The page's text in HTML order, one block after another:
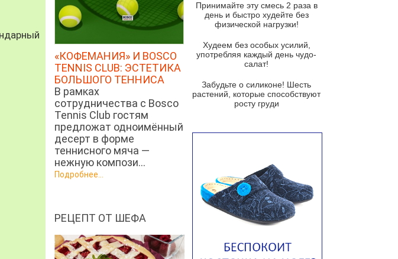
«КОФЕМАНИЯ» И BOSCO
TENNIS CLUB: ЭСТЕТИКА
БОЛЬШОГО ТЕННИСА
В рамках
сотрудничества с Bosco
Tennis Club гостям
предложат одноимённый
десерт в форме
теннисного мяча —
нежную компози...
Подробнее...
РЕЦЕПТ ОТ ШЕФА
Грибной крем-суп с кростини с
козьим сыром
Суп мисо с зеленым луком и
тофу
из рукколы
Португальский чесночный суп с
Ирландский картофельный суп
Суп из пастернака
Пряный морковный суп во время
зимних холодов
Американский суп из красной
Принимайте эту смесь 2 раза в
день и быстро худейте без
физической нагрузки!
Худеем без особых усилий,
употребляя каждый день чудо-
салат!
Забудьте о силиконе! Шесть
растений, которые способствуют
росту груди